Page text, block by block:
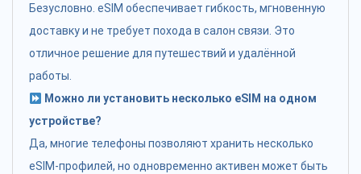
Безусловно. eSIM обеспечивает гибкость, мгновенную
доставку и не требует похода в салон связи. Это
отличное решение для путешествий и удалённой
работы.
Можно ли установить несколько eSIM на одном
устройстве?
Да, многие телефоны позволяют хранить несколько
eSIM-профилей, но одновременно активен может быть